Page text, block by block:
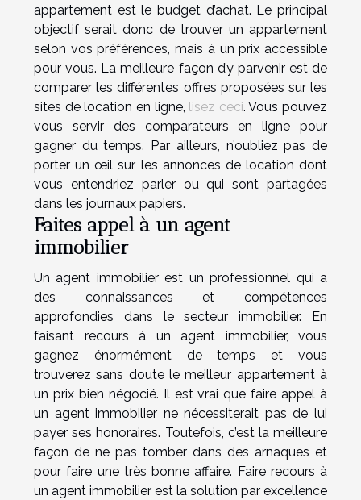
appartement est le budget d’achat. Le principal
objectif serait donc de trouver un appartement
selon vos préférences, mais à un prix accessible
pour vous. La meilleure façon d’y parvenir est de
comparer les différentes offres proposées sur les
sites de location en ligne, lisez ceci. Vous pouvez
vous servir des comparateurs en ligne pour
gagner du temps. Par ailleurs, n’oubliez pas de
porter un œil sur les annonces de location dont
vous entendriez parler ou qui sont partagées
dans les journaux papiers.
Faites appel à un agent
immobilier
Un agent immobilier est un professionnel qui a
des connaissances et compétences
approfondies dans le secteur immobilier. En
faisant recours à un agent immobilier, vous
gagnez énormément de temps et vous
trouverez sans doute le meilleur appartement à
un prix bien négocié. Il est vrai que faire appel à
un agent immobilier ne nécessiterait pas de lui
payer ses honoraires. Toutefois, c’est la meilleure
façon de ne pas tomber dans des arnaques et
pour faire une très bonne affaire. Faire recours à
un agent immobilier est la solution par excellence